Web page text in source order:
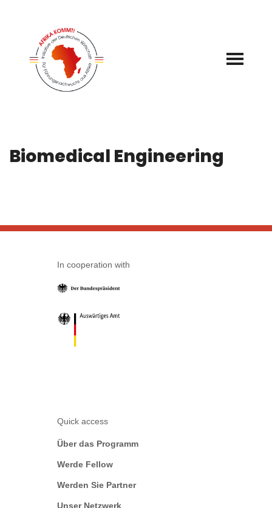
springen
Biomedical Engineering
In cooperation with
Quick access
Über das Programm
Werde Fellow
Werden Sie Partner
Unser Netzwerk